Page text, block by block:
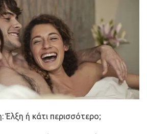
Έλξη ή κάτι περισσότερο;